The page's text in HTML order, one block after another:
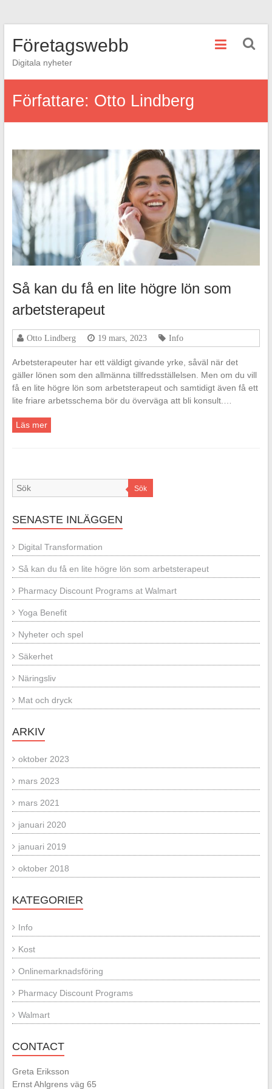
Företagswebb
Digitala nyheter
Författare: Otto Lindberg
Så kan du få en lite högre lön som
arbetsterapeut
Otto Lindberg 19 mars, 2023 Info
Arbetsterapeuter har ett väldigt givande yrke, såväl när det
gäller lönen som den allmänna tillfredsställelsen. Men om du vill
få en lite högre lön som arbetsterapeut och samtidigt även få ett
lite friare arbetsschema bör du överväga att bli konsult.…
Läs mer
Sök
SENASTE INLÄGGEN
Digital Transformation
Så kan du få en lite högre lön som arbetsterapeut
Pharmacy Discount Programs at Walmart
Yoga Benefit
Nyheter och spel
Säkerhet
Näringsliv
Mat och dryck
ARKIV
oktober 2023
mars 2023
mars 2021
januari 2020
januari 2019
oktober 2018
KATEGORIER
Info
Kost
Onlinemarknadsföring
Pharmacy Discount Programs
Walmart
CONTACT
Greta Eriksson
Ernst Ahlgrens väg 65